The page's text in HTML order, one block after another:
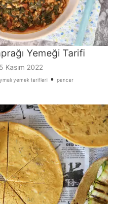
Yemeği Tarifi
Kasım 2022
yemek tarifleri • pancar